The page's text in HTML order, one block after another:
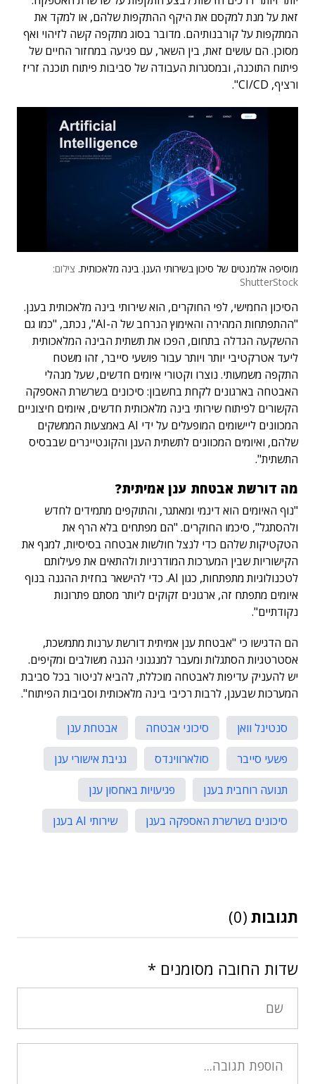
זאת על מנת למקסם את היקף ההתקפות שלהם, או למקד את
המתקפות על קורבנותיהם. מדובר בסוג מתקפה קשה לזיהוי ואף
מסוכן. הם עושים זאת, בין השאר, עם פגיעה במחזור החיים של
פיתוח התוכנה, ובמסגרות העבודה של סביבות פיתוח תוכנה זריז
ורציף, CI/CD".
מוסיפה אלמנטים של סיכון בשירותי הענן. בינה מלאכותית. צילום:
ShutterStock
הסיכון החמישי, לפי החוקרים, הוא שירותי בינה מלאכותית בענן.
"ההתפתחות המהירה והאימוץ הנרחב של ה-AI", נכתב, "כמו גם
ההשקעה הגדלה בתחום, הפכו את תשתית הבינה המלאכותית
ליעד אטרקטיבי יותר ויותר עבור פושעי סייבר, זהו משטח
התקפה משמעותי. נוצרו וקטורי איומים חדשים, שעל מנהלי
האבטחה בארגונים לקחת בחשבון: סיכונים בשרשרת האספקה
הקשורים לפיתוח שירותי בינה מלאכותית חדשים, איומים חיצוניים
המכוונים ליישומים המופעלים על ידי AI באמצעות הממשקים
שלהם, ואיומים המכוונים לתשתית הענן והקונטיינרים שבבסיס
התשתית".
מה דורשת אבטחת ענן אמיתית?
"נוף האיומים הוא דינמי ומאתגר, והתוקפים מתמידים לחדש
ולהסתגל", סיכמו החוקרים. "הם מפתחים בלא הרף את
הטקטיקות שלהם כדי לנצל חולשות אבטחה בסיסיות, למנף את
הקישוריות שבין המערכות המודרניות ולהתאים את פעילותם
לטכנולוגיות מתפתחות, כגון AI. כדי להישאר בחזית ההגנה בנוף
איומים מתפתח זה, ארגונים זקוקים ליותר מסתם פתרונות
נקודתיים".
הם הדגישו כי "אבטחת ענן אמיתית דורשת ערנות מתמשכת,
אסטרטגיות הסתגלות ומעבר למנגנוני הגנה משולבים ומקיפים.
יש להעניק עדיפות לאבטחה מוכללת, להביא לניטור בכל סביבת
המערכות שבענן, לרבות רכיבי בינה מלאכותית וסביבות הפיתוח".
סנטינל וואן סיכוני אבטחה
אבטחת ענן
פשעי סייבר
סולארווינדס
גניבת אישורי ענן
תנועה רוחבית בענן
פגיעויות באחסון ענן
סיכונים בשרשרת האספקה בענן
שירותי AI בענן
תגובות (0)
שדות החובה מסומנים *